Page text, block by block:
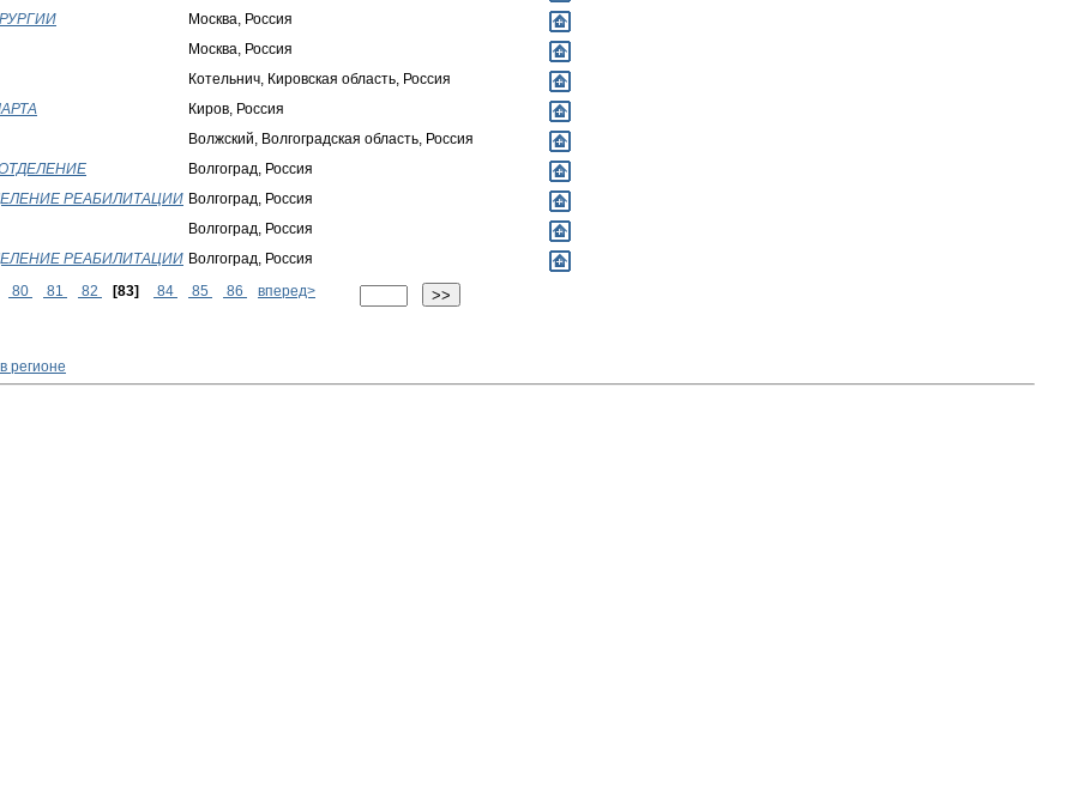
Москва, Россия
Москва, Россия
Котельнич, Кировская область, Россия
Киров, Россия
Волжский, Волгоградская область, Россия
Волгоград, Россия
РЕАБИЛИТАЦИИ Волгоград, Россия
Волгоград, Россия
РЕАБИЛИТАЦИИ Волгоград, Россия
80 81 82 [83] 84 85 86 вперед>
регионе